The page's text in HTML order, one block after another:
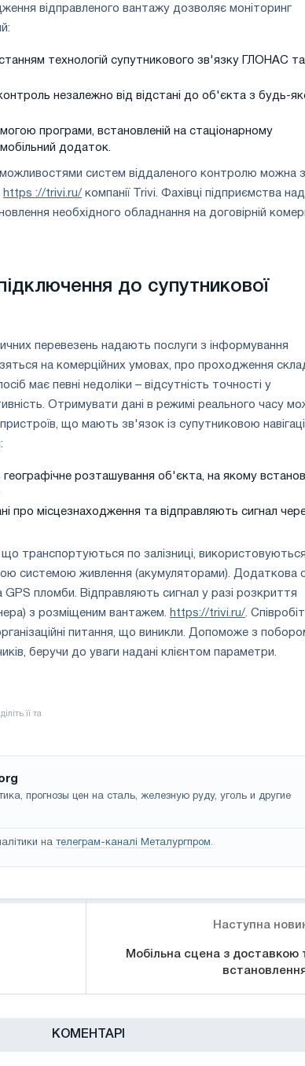
відправленого вантажу дозволяє моніторинг
технологій супутникового зв'язку ГЛОНАС та
незалежно від відстані до об'єкта з будь-
програми, встановленій на стаціонарному
додаток.
систем віддаленого контролю можна
https ://trivi.ru/ компанії Trivi. Фахівці підприємства
необхідного обладнання на договірній
до супутникової
перевезень надають послуги з інформування
на комерційних умовах, про проходження
має певні недоліки – відсутність точності у
Отримувати дані в режимі реального часу
що мають зв'язок із супутниковою
географічне розташування об'єкта, на якому
про місцезнаходження та відправляють сигнал
що транспортуються по залізниці,
системою живлення (акумуляторами). Додаткова
GPS пломби. Відправляють сигнал у разі розкриття
з розміщеним вантажем. https://trivi.ru/.
організаційні питання, що виникли. Допоможе з
беручи до уваги надані клієнтом параметри.
прогнозы цен на сталь, железную руду, уголь и другие
на телеграм-каналі Металургпром.
Наступна
Мобільна сцена з доставкою
КОМЕНТАРІ